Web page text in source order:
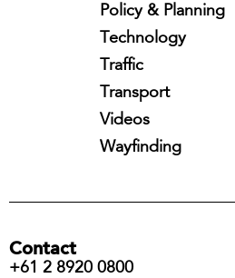
Policy & Planning
Technology
Traffic
Transport
Videos
Wayfinding
Contact
+61 2 8920 0800